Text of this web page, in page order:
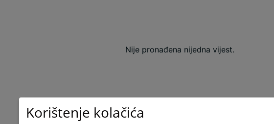
Nije pronađena nijedna vijest.
Korištenje kolačića